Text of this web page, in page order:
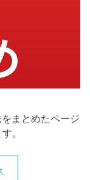
まとめたページ
。